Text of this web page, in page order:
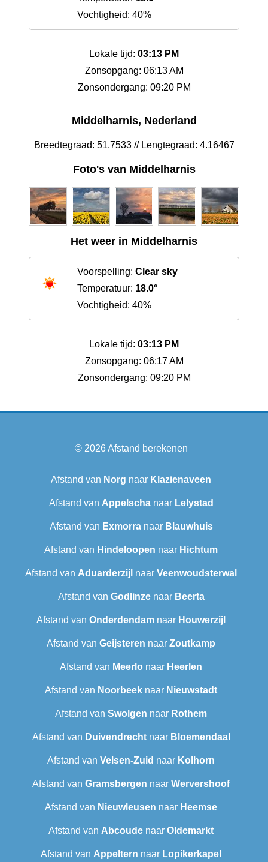
Vochtigheid: 40%
Lokale tijd: 03:13 PM
Zonsopgang: 06:13 AM
Zonsondergang: 09:20 PM
Middelharnis, Nederland
Breedtegraad: 51.7533 // Lengtegraad: 4.16467
Foto's van Middelharnis
Het weer in Middelharnis
Voorspelling: Clear sky
Temperatuur: 18.0°
Vochtigheid: 40%
Lokale tijd: 03:13 PM
Zonsopgang: 06:17 AM
Zonsondergang: 09:20 PM
© 2026Afstand berekenen
Afstand van Norg naar Klazienaveen
Afstand van Appelschanaar Lelystad
Afstand van Exmorranaar Blauwhuis
Afstand van Hindeloopen naar Hichtum
Afstand van Aduarderzijl naar Veenwoudsterwal
Afstand van Godlinzenaar Beerta
Afstand van Onderdendam naar Houwerzijl
Afstand van Geijsteren naar Zoutkamp
Afstand van Meerlo naar Heerlen
Afstand van Noorbeek naar Nieuwstadt
Afstand van Swolgen naar Rothem
Afstand van Duivendrechtnaar Bloemendaal
Afstand van Velsen-Zuid naar Kolhorn
Afstand van Gramsbergen naar Wervershoof
Afstand van Nieuwleusen naar Heemse
Afstand van Abcoude naar Oldemarkt
Afstand van Appeltern naar Lopikerkapel